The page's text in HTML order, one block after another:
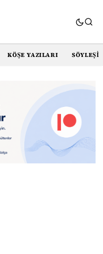
KÖŞE YAZILARI SÖYLEŞI